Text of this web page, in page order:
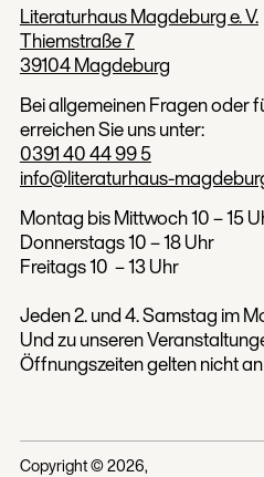
Literaturhaus Magdeburg e. V.
Thiemstraße 7
39104 Magdeburg
Bei allgemeinen Fragen oder
erreichen Sie uns unter:
0391 40 44 99 5
info@literaturhaus-
Montag bis Mittwoch 10 – 15
Donnerstags 10 – 18 Uhr
Freitags 10 – 13 Uhr
Jeden 2. und 4. Samstag im
Und zu unseren
Öffnungszeiten gelten nicht
Copyright ©2026,